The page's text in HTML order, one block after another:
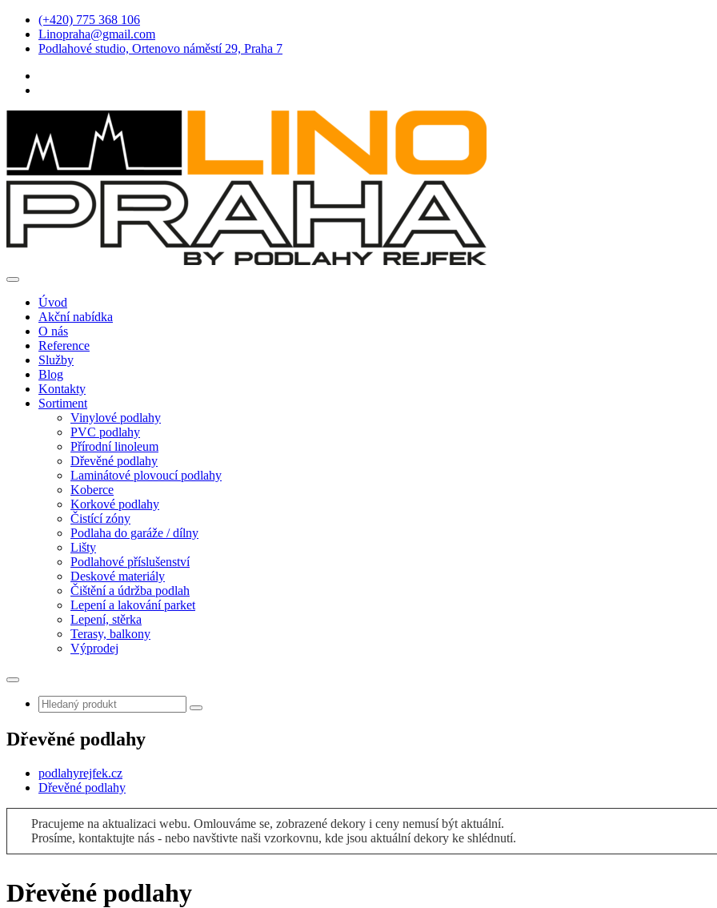
(+420) 775 368 106
Linopraha@gmail.com
Podlahové studio, Ortenovo náměstí 29, Praha 7
Úvod
Akční nabídka
O nás
Reference
Služby
Blog
Kontakty
Sortiment
Vinylové podlahy
PVC podlahy
Přírodní linoleum
Dřevěné podlahy
Laminátové plovoucí podlahy
Koberce
Korkové podlahy
Čistící zóny
Podlaha do garáže / dílny
Lišty
Podlahové příslušenství
Deskové materiály
Čištění a údržba podlah
Lepení a lakování parket
Lepení, stěrka
Terasy, balkony
Výprodej
Dřevěné podlahy
podlahyrejfek.cz
Dřevěné podlahy
Pracujeme na aktualizaci webu. Omlouváme se, zobrazené dekory i ceny nemusí být aktuální.
Prosíme, kontaktujte nás - nebo navštivte naši vzorkovnu, kde jsou aktuální dekory ke shlédnutí.
Dřevěné podlahy